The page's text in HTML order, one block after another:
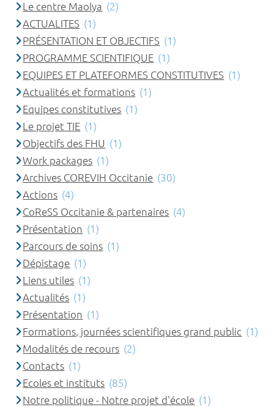
Le centre Maolya (2)
ACTUALITES (1)
PRÉSENTATION ET OBJECTIFS (1)
PROGRAMME SCIENTIFIQUE (1)
EQUIPES ET PLATEFORMES CONSTITUTIVES (1)
Actualités et formations (1)
Equipes constitutives (1)
Le projet TIE (1)
Objectifs des FHU (1)
Work packages (1)
Archives COREVIH Occitanie (30)
Actions (4)
CoReSS Occitanie & partenaires (4)
Présentation (1)
Parcours de soins (1)
Dépistage (1)
Liens utiles (1)
Actualités (1)
Présentation (1)
Formations, journées scientifiques grand public (1)
Modalités de recours (2)
Contacts (1)
Ecoles et instituts (85)
Notre politique - Notre projet d'école (1)